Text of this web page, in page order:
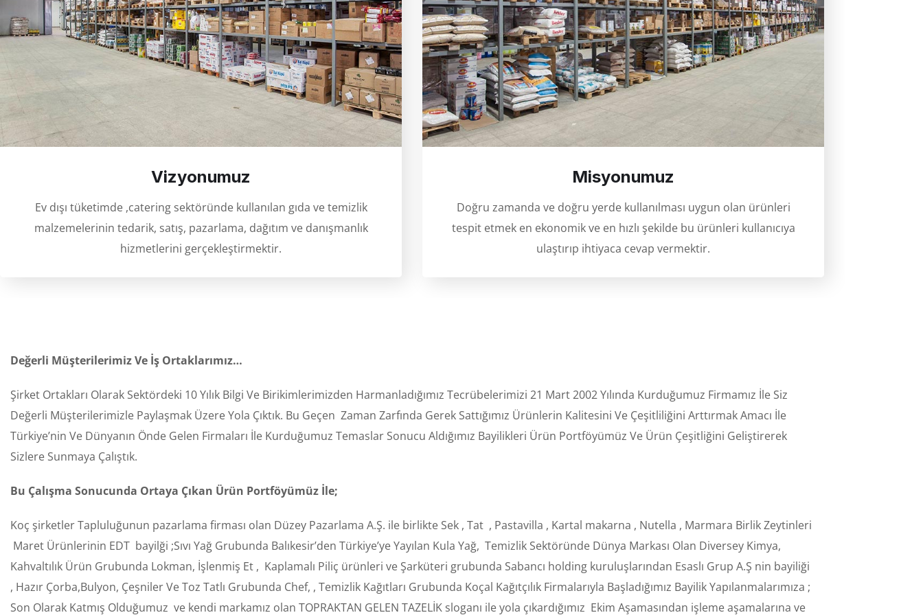
Vizyonumuz
Ev dışı tüketimde ,catering sektöründe kullanılan gıda ve temizlik
malzemelerinin tedarik, satış, pazarlama, dağıtım ve danışmanlık
hizmetlerini gerçekleştirmektir.
Misyonumuz
Doğru zamanda ve doğru yerde kullanılması uygun olan ürünleri
tespit etmek en ekonomik ve en hızlı şekilde bu ürünleri kullanıcıya
ulaştırıp ihtiyaca cevap vermektir.
Değerli Müşterilerimiz Ve İş Ortaklarımız…
Şirket Ortakları Olarak Sektördeki 10 Yılık Bilgi Ve Birikimlerimizden Harmanladığımız Tecrübelerimizi 21 Mart 2002 Yılında Kurduğumuz Firmamız İle Siz
Değerli Müşterilerimizle Paylaşmak Üzere Yola Çıktık. Bu Geçen Zaman Zarfında Gerek Sattığımız Ürünlerin Kalitesini Ve Çeşitliliğini Arttırmak Amacı İle
Türkiye’nin Ve Dünyanın Önde Gelen Firmaları İle Kurduğumuz Temaslar Sonucu Aldığımız Bayilikleri Ürün Portföyümüz Ve Ürün Çeşitliğini Geliştirerek
Sizlere Sunmaya Çalıştık.
Bu Çalışma Sonucunda Ortaya Çıkan Ürün Portföyümüz İle;
Koç şirketler Tapluluğunun pazarlama firması olan Düzey Pazarlama A.Ş. ile birlikte Sek , Tat , Pastavilla , Kartal makarna , Nutella , Marmara Birlik Zeytinleri
Maret Ürünlerinin EDT bayilği ;Sıvı Yağ Grubunda Balıkesir’den Türkiye’ye Yayılan Kula Yağ, Temizlik Sektöründe Dünya Markası Olan Diversey Kimya,
Kahvaltılık Ürün Grubunda Lokman, İşlenmiş Et , Kaplamalı Piliç ürünleri ve Şarküteri grubunda Sabancı holding kuruluşlarından Esaslı Grup A.Ş nin bayiliği
, Hazır Çorba,Bulyon, Çeşniler Ve Toz Tatlı Grubunda Chef, , Temizlik Kağıtları Grubunda Koçal Kağıtçılık Firmalarıyla Başladığımız Bayilik Yapılanmalarımıza ;
Son Olarak Katmış Olduğumuz ve kendi markamız olan TOPRAKTAN GELEN TAZELİK sloganı ile yola çıkardığımız Ekim Aşamasından işleme aşamalarına ve